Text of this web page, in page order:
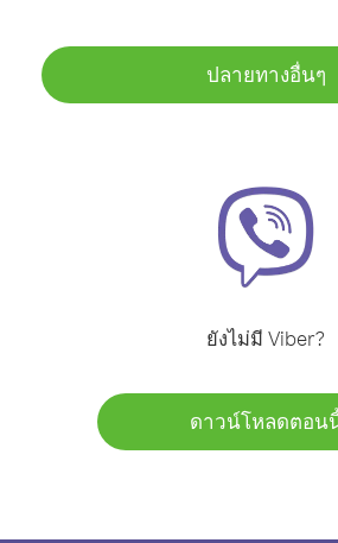
ปลายทางอื่นๆ
ยังไม่มี Viber?
ดาวน์โหลดตอน